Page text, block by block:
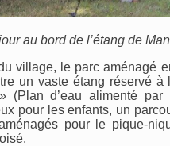
au bord de l’étang de
village, le parc aménagé
un vaste étang réservé à
(Plan d’eau alimenté par
pour les enfants, un
pour le pique-